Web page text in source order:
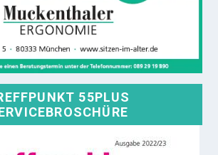
55PLUS